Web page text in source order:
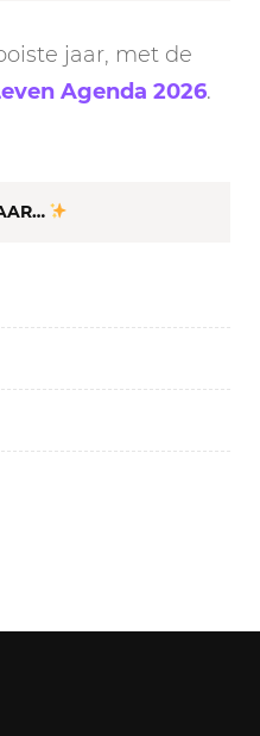
jaar, met de
Agenda 2026.